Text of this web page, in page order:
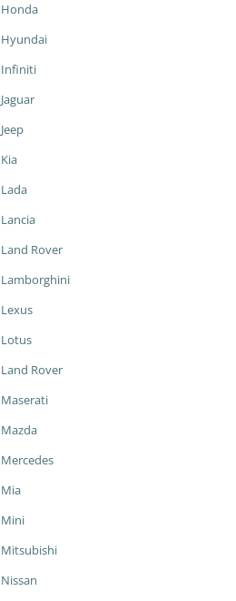
Honda
Hyundai
Infiniti
Jaguar
Jeep
Kia
Lada
Lancia
Land Rover
Lamborghini
Lexus
Lotus
Land Rover
Maserati
Mazda
Mercedes
Mia
Mini
Mitsubishi
Nissan